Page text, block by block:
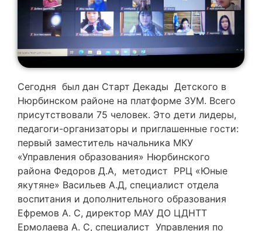
Сегодня был дан Старт Декады Детского в
Нюрбинском районе на платформе ЗУМ. Всего
присутствовали 75 человек. Это дети лидеры,
педагоги-организаторы и приглашенные гости:
первый заместитель начальника МКУ
«Управления образования» Нюрбинского
района Федоров Д.А, методист РРЦ «Юные
якутяне» Васильев А.Д, специалист отдела
воспитания и дополнительного образования
Ефремов А. С, директор МАУ ДО ЦДНТТ
Ермолаева А. С, специалист Управления по